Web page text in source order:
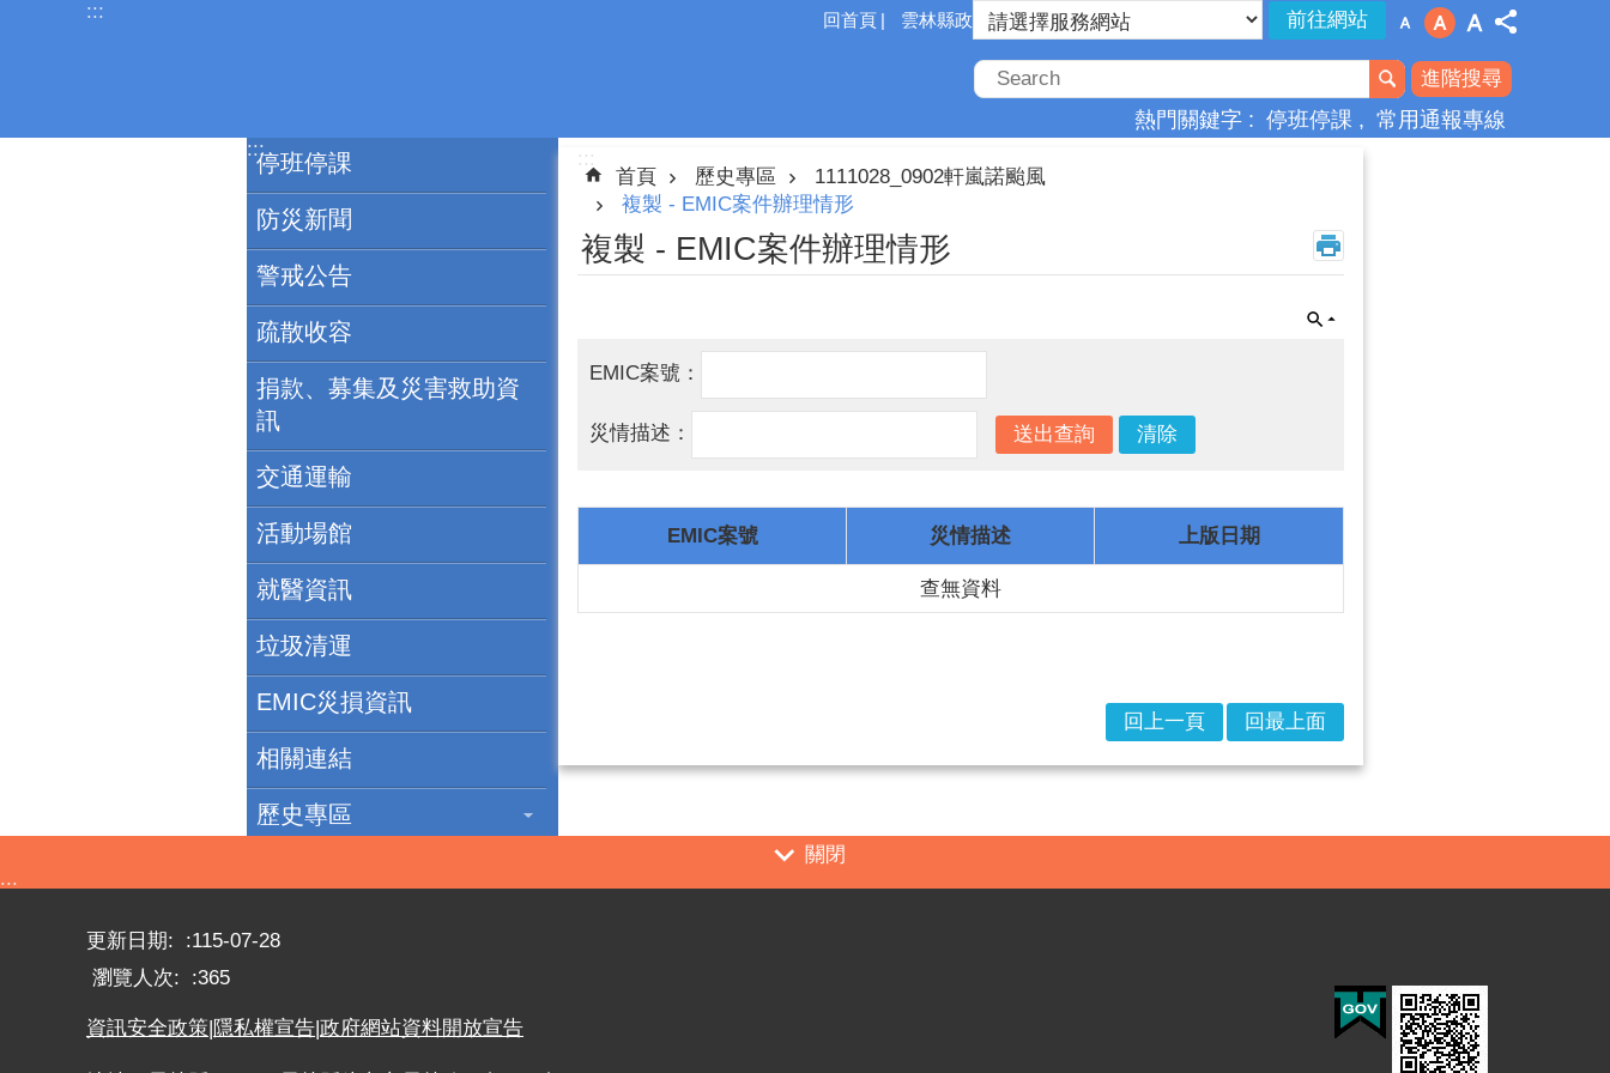
跳到主要內容區塊
::: 回首頁 雲林縣政府
進階搜尋
熱門關鍵字 停班停課 常用通報專線
:::
停班停課
防災新聞
警戒公告
疏散收容
捐款、募集及災害救助資
訊
交通運輸
活動場館
就醫資訊
垃圾清運
EMIC災損資訊
相關連結
歷史專區
:::
首頁 歷史專區
1111028_0902軒嵐諾颱風
複製 - EMIC案件辦理情形
複製 - EMIC案件辦理情形
EMIC案號：
災情描述：
EMIC案號 災情描述 上版日期
查無資料
回上一頁 回最上面
關閉
:::
更新日期:
115-07-28
瀏覽人次:
365
資訊安全政策|隱私權宣告|政府網站資料開放宣告